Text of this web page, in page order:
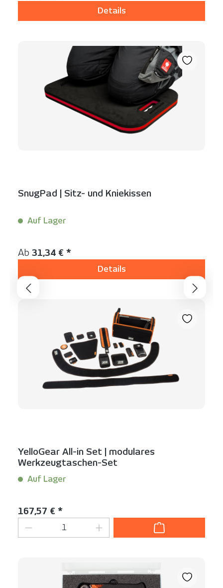
Details
SnugPad | Sitz- und Kniekissen
Auf Lager
Regulärer Preis:
Ab 31,34 € *
Details
YelloGear All-in Set | modulares
Werkzeugtaschen-Set
Auf Lager
Regulärer Preis:
167,57 € *
Produkt Anzahl: Gib den